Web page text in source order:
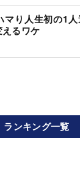
マり人生初の1
るワケ
ランキング一覧